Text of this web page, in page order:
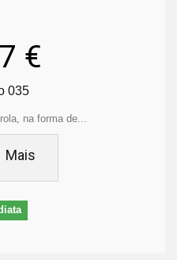
€
035
na forma de...
Mais